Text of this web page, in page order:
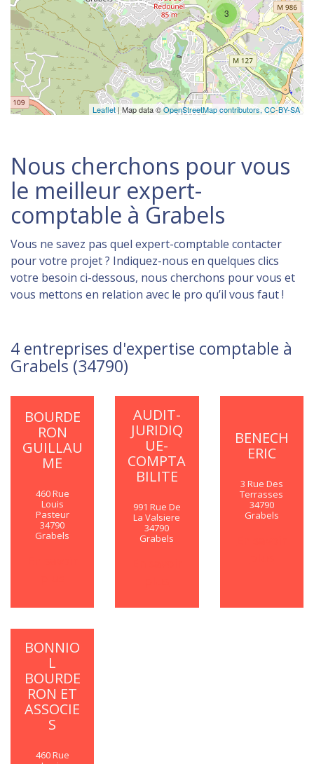
3
Leaflet | Map data ©OpenStreetMap contributors, CC-BY-SA
Nous cherchons pour vous
le meilleur expert-
comptable à Grabels
Vous ne savez pas quel expert-comptable contacter
pour votre projet ? Indiquez-nous en quelques clics
votre besoin ci-dessous, nous cherchons pour vous et
vous mettons en relation avec le pro qu’il vous faut !
4 entreprises d'expertise comptable à
Grabels (34790)
BOURDE
RON
GUILLAU
ME
460 Rue
Louis
Pasteur
34790
Grabels
AUDIT-
JURIDIQ
UE-
COMPTA
BILITE
991 Rue De
La Valsiere
34790
Grabels
BENECH
ERIC
3 Rue Des
Terrasses
34790
Grabels
BONNIO
L
BOURDE
RON ET
ASSOCIE
S
460 Rue